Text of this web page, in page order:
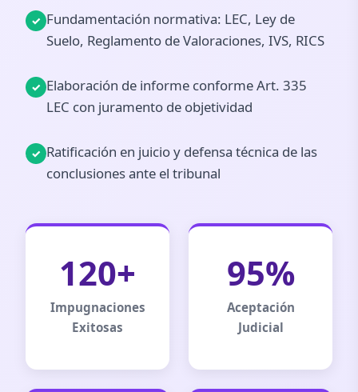
Fundamentación normativa: LEC, Ley de
Suelo, Reglamento de Valoraciones, IVS, RICS
Elaboración de informe conforme Art. 335
LEC con juramento de objetividad
Ratificación en juicio y defensa técnica de las
conclusiones ante el tribunal
120+
Impugnaciones
Exitosas
95%
Aceptación
Judicial